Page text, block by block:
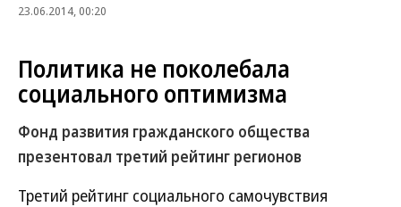
23.06.2014, 00:20
Политика не поколебала
социального оптимизма
Фонд развития гражданского общества
презентовал третий рейтинг регионов
Третий рейтинг социального самочувствия